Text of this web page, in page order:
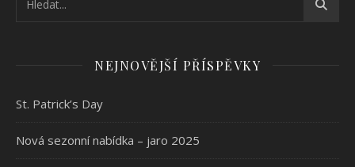
NEJNOVĚJŠÍ PŘÍSPĚVKY
St. Patrick’s Day
Nová sezonní nabídka – jaro 2025